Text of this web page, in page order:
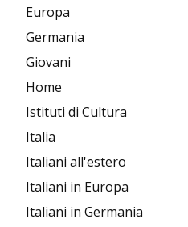
Europa
Germania
Giovani
Home
Istituti di Cultura
Italia
Italiani all'estero
Italiani in Europa
Italiani in Germania